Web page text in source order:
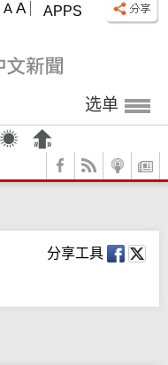
APPS
A A
选单
分享工具